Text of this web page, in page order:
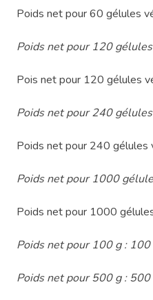
Poids net pour 60 gélules
Poids net pour 120
Pois net pour 120 gélules
Poids net pour 240
Poids net pour 240
Poids net pour 1000
Poids net pour 1000
Poids net pour 100 g :
Poids net pour 500 g :